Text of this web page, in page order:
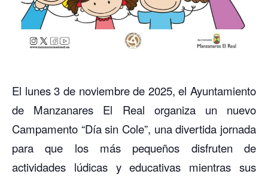
El lunes 3 de noviembre de 2025, el Ayuntamiento
de Manzanares El Real organiza un nuevo
Campamento “Día sin Cole”, una divertida jornada
para que los más pequeños disfruten de
actividades lúdicas y educativas mientras sus